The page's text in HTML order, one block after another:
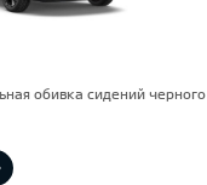
обивка сидений черного